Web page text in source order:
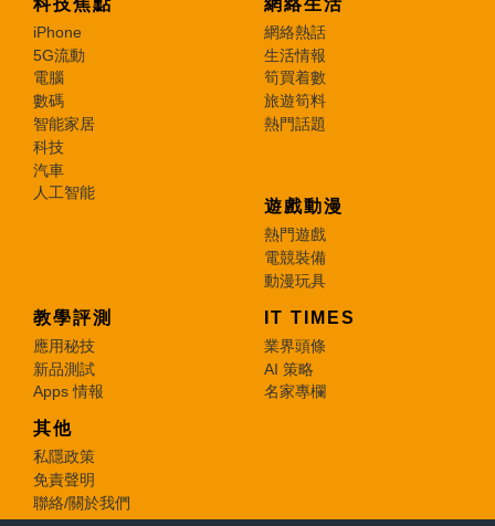
iPhone
5G流動
電腦
數碼
智能家居
科技
汽車
人工智能
網絡熱話
生活情報
筍買着數
旅遊筍料
熱門話題
遊戲動漫
熱門遊戲
電競裝備
動漫玩具
教學評測
應用秘技
新品測試
Apps 情報
IT TIMES
業界頭條
AI 策略
名家專欄
其他
私隱政策
免責聲明
聯絡/關於我們